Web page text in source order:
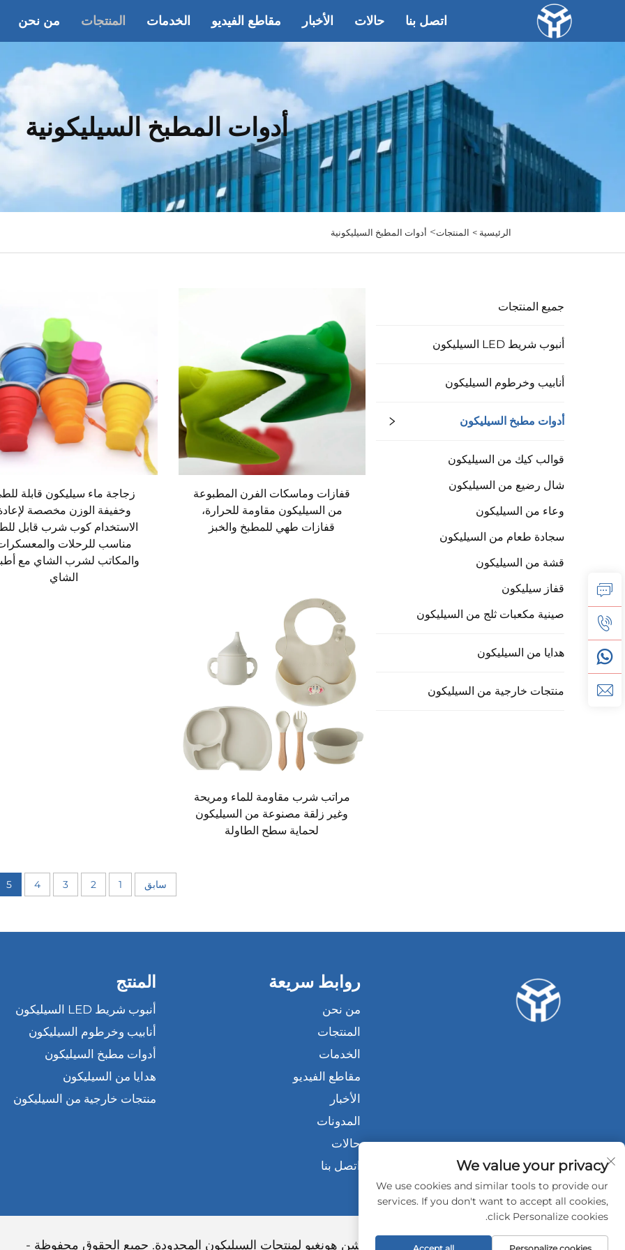
من نحن المنتجات الخدمات مقاطع الفيديو الأخبار حالات اتصل بنا
أدوات المطبخ السيليكونية
الرئيسية > المنتجات> أدوات المطبخ السيليكونية
جميع المنتجات
أنبوب شريط LED السيليكون
أنابيب وخرطوم السيليكون
أدوات مطبخ السيليكون
قوالب كيك من السيليكون
شال رضيع من السيليكون
وعاء من السيليكون
سجادة طعام من السيليكون
قشة من السيليكون
قفاز سيليكون
صينية مكعبات ثلج من السيليكون
هدايا من السيليكون
منتجات خارجية من السيليكون
قفازات وماسكات الفرن المطبوعة
من السيليكون مقاومة للحرارة،
قفازات طهي للمطبخ والخبز
زجاجة ماء سيليكون قابلة
وخفيفة الوزن مخصصة
الاستخدام كوب شرب قابل
مناسب للرحلات
والمكاتب لشرب الشاي مع
الشاي
مراتب شرب مقاومة للماء ومريحة
وغير زلقة مصنوعة من السيليكون
لحماية سطح الطاولة
سابق 1
2
3
4
5
روابط سريعة
من نحن
المنتجات
الخدمات
مقاطع الفيديو
الأخبار
المدونات
حالات
اتصل بنا
المنتج
أنبوب شريط LED السيليكون
أنابيب وخرطوم السيليكون
أدوات مطبخ السيليكون
هدايا من السيليكون
منتجات خارجية من السيليكون
حقوق الطبع والنشر © 2026 شركة شنتشن هونغيو لمنتجات السيليكون المحدودة. جميع الحقوق محفوظة -
We value your privacy
We use cookies and similar tools to provide our
services. If you don't want to accept all cookies,
click Personalize cookies.